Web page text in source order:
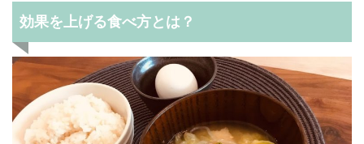
効果を上げる食べ方とは？